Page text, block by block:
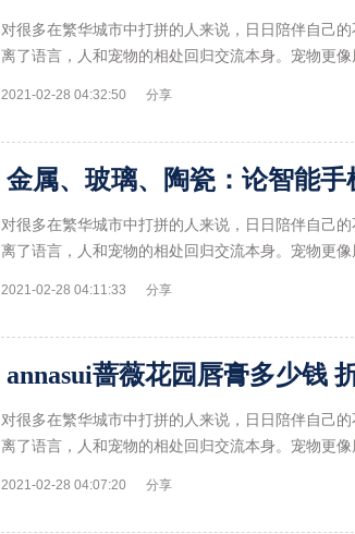
对很多在繁华城市中打拼的人来说，日日陪伴自己
离了语言，人和宠物的相处回归交流本身。宠物更
2021-02-28 04:32:50 分享
金属、玻璃、陶瓷：论智能
对很多在繁华城市中打拼的人来说，日日陪伴自己
离了语言，人和宠物的相处回归交流本身。宠物更
2021-02-28 04:11:33 分享
annasui蔷薇花园唇膏多少钱
对很多在繁华城市中打拼的人来说，日日陪伴自己
离了语言，人和宠物的相处回归交流本身。宠物更
2021-02-28 04:07:20 分享